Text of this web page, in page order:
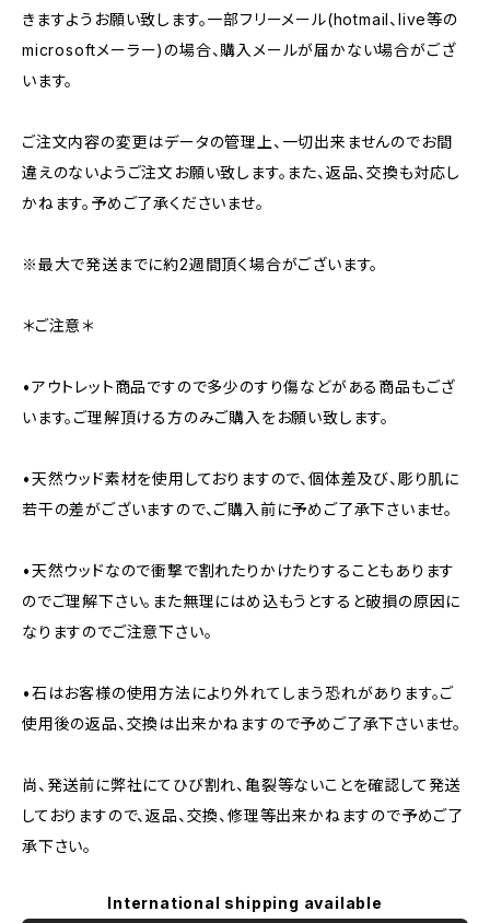
きますようお願い致します。一部フリーメール(hotmail、live等の
microsoftメーラー)の場合、購入メールが届かない場合がござ
います。
ご注文内容の変更はデータの管理上、一切出来ませんのでお間
違えのないようご注文お願い致します。また、返品、交換も対応し
かねます。予めご了承くださいませ。
※最大で発送までに約2週間頂く場合がございます。
＊ご注意＊
•アウトレット商品ですので多少のすり傷などがある商品もござ
います。ご理解頂ける方のみご購入をお願い致します。
•天然ウッド素材を使用しておりますので、個体差及び、彫り肌に
若干の差がございますので、ご購入前に予めご了承下さいませ。
•天然ウッドなので衝撃で割れたりかけたりすることもあります
のでご理解下さい。また無理にはめ込もうとすると破損の原因に
なりますのでご注意下さい。
•石はお客様の使用方法により外れてしまう恐れがあります。ご
使用後の返品、交換は出来かねますので予めご了承下さいませ。
尚、発送前に弊社にてひび割れ、亀裂等ないことを確認して発送
しておりますので、返品、交換、修理等出来かねますので予めご了
承下さい。
International shipping available